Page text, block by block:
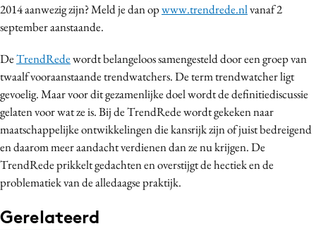
2014 aanwezig zijn? Meld je dan opwww.trendrede.nlvanaf 2
september aanstaande.
DeTrendRedewordt belangeloos samengesteld door een groep van
twaalf vooraanstaande trendwatchers. De term trendwatcher ligt
gevoelig. Maar voor dit gezamenlijke doel wordt de definitiediscussie
gelaten voor wat ze is. Bij de TrendRede wordt gekeken naar
maatschappelijke ontwikkelingen die kansrijk zijn of juist bedreigend
en daarom meer aandacht verdienen dan ze nu krijgen. De
TrendRede prikkelt gedachten en overstijgt de hectiek en de
problematiek van de alledaagse praktijk.
Gerelateerd